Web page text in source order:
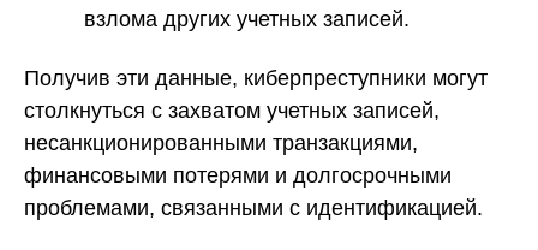
взлома других учетных записей.
Получив эти данные, киберпреступники могут
столкнуться с захватом учетных записей,
несанкционированными транзакциями,
финансовыми потерями и долгосрочными
проблемами, связанными с идентификацией.